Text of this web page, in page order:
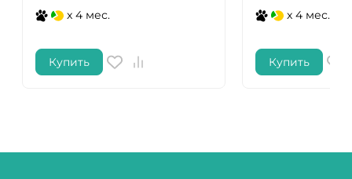
x 4 мес.
Купить
x 4 мес.
Купить